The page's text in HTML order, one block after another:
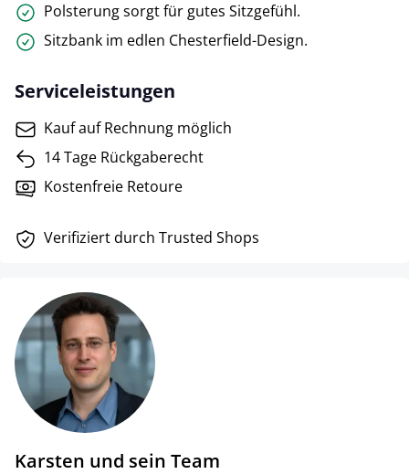
Polsterung sorgt für gutes Sitzgefühl.
Sitzbank im edlen Chesterfield-Design.
Serviceleistungen
Kauf auf Rechnung möglich
14 Tage Rückgaberecht
Kostenfreie Retoure
Verifiziert durch Trusted Shops
Karsten und sein Team